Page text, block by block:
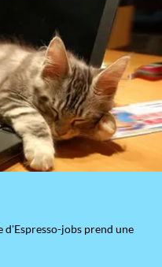
d'Espresso-jobs prend une